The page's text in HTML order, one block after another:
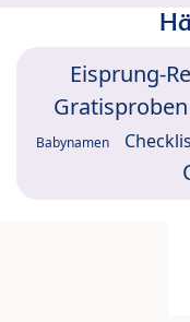
Eisprung-
Gratisproben
Babynamen